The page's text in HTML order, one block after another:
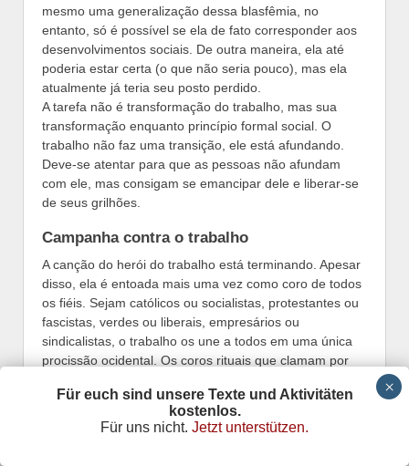
mesmo uma generalização dessa blasfêmia, no
entanto, só é possível se ela de fato corresponder aos
desenvolvimentos sociais. De outra maneira, ela até
poderia estar certa (o que não seria pouco), mas ela
atualmente já teria seu posto perdido.
A tarefa não é transformação do trabalho, mas sua
transformação enquanto princípio formal social. O
trabalho não faz uma transição, ele está afundando.
Deve-se atentar para que as pessoas não afundam
com ele, mas consigam se emancipar dele e liberar-se
de seus grilhões.
Campanha contra o trabalho
A canção do herói do trabalho está terminando. Apesar
disso, ela é entoada mais uma vez como coro de todos
os fiéis. Sejam católicos ou socialistas, protestantes ou
fascistas, verdes ou liberais, empresários ou
sindicalistas, o trabalho os une a todos em uma única
procissão ocidental. Os coros rituais que clamam por
cada vez mais tenham algo de fantasmagórico.
A questão do momento é exatamente o contrário do
que estamos vendo: não uma necessidade de trabalho,
Für euch sind unsere Texte und Aktivitäten
kostenlos.
Für uns nicht. Jetzt unterstützen.